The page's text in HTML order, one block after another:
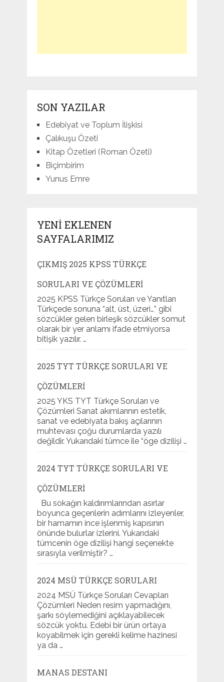
SON YAZILAR
Edebiyat ve Toplum İlişkisi
Çalıkuşu Özeti
Kitap Özetleri (Roman Özeti)
Biçimbirim
Yunus Emre
YENI EKLENEN
SAYFALARIMIZ
ÇIKMIŞ 2025 KPSS TÜRKÇE
SORULARI VE ÇÖZÜMLERI
2025 KPSS Türkçe Soruları ve Yanıtları
Türkçede sonuna “alt, üst, üzeri…” gibi
sözcükler gelen birleşik sözcükler somut
olarak bir yer anlamı ifade etmiyorsa
bitişik yazılır. …
2025 TYT TÜRKÇE SORULARI VE
ÇÖZÜMLERI
2025 YKS TYT Türkçe Soruları ve
Çözümleri Sanat akımlarının estetik,
sanat ve edebiyata bakış açılarının
muhtevası çoğu durumlarda yazılı
değildir. Yukarıdaki tümce ile “öge dizilişi …
2024 TYT TÜRKÇE SORULARI VE
ÇÖZÜMLERI
Bu sokağın kaldırımlarından asırlar
boyunca geçenlerin adımlarını izleyenler,
bir hamamın ince işlenmiş kapısının
önünde bulurlar izlerini. Yukarıdaki
tümcenin öge dizilişi hangi seçenekte
sırasıyla verilmiştir? …
2024 MSÜ TÜRKÇE SORULARI
2024 MSÜ Türkçe Soruları Cevapları
Çözümleri Neden resim yapmadığını,
şarkı söylemediğini açıklayabilecek
sözcük yoktu. Edebi bir ürün ortaya
koyabilmek için gerekli kelime hazinesi
ya da …
MANAS DESTANI